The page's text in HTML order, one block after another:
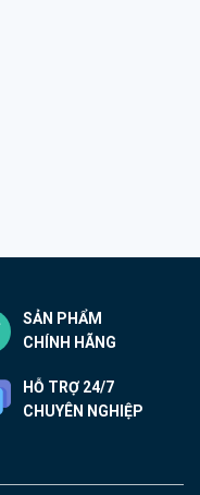
SẢN PHẨM
CHÍNH HÃNG
HỖ TRỢ 24/7
CHUYÊN NGHIỆP